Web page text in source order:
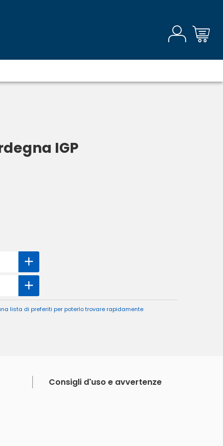
IGP
lista di preferiti per poterlo trovare rapidamente
Consigli d'uso e avvertenze